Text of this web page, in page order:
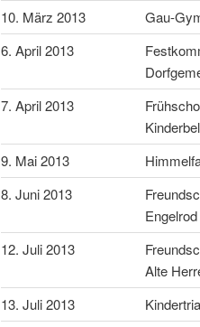
10. März 2013
Gau-
6. April 2013
7. April 2013
9. Mai 2013
8. Juni 2013
Engelrod
12. Juli 2013
Alte
13. Juli 2013